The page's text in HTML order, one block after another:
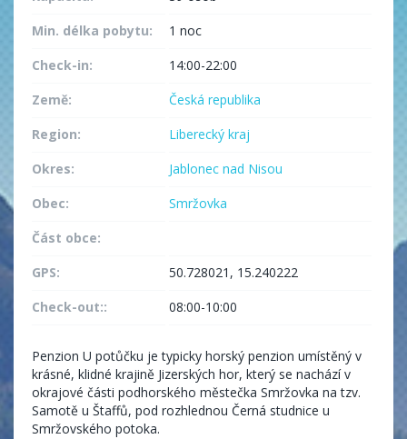
Min. délka pobytu:
1 noc
Check-in:
14:00-22:00
Země:
Česká republika
Region:
Liberecký kraj
Okres:
Jablonec nad Nisou
Obec:
Smržovka
Část obce:
GPS:
50.728021, 15.240222
Check-out::
08:00-10:00
Penzion U potůčku je typicky horský penzion umístěný v
krásné, klidné krajině Jizerských hor, který se nachází v
okrajové části podhorského městečka Smržovka na tzv.
Samotě u Štaffů, pod rozhlednou Černá studnice u
Smržovského potoka.